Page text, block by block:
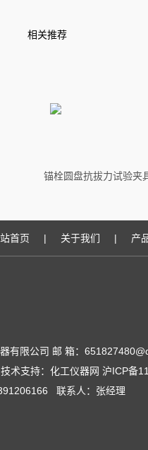
相关推荐
锚栓圆盘抗拔力试验夹
首页 | 关于我们 | 产
有限公司 邮 箱：
技术支持： 化工仪器网 沪ICP备
联系人：张经理